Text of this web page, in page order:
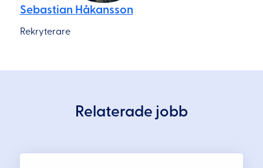
Sebastian Håkansson
Rekryterare
Relaterade jobb